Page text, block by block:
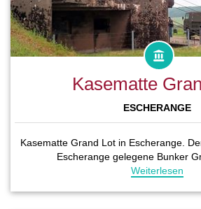
Kasematte
ESCHERANGE
Kasematte Grand Lot in Escherange.
Escherange gelegene Bunker
Weiterlesen